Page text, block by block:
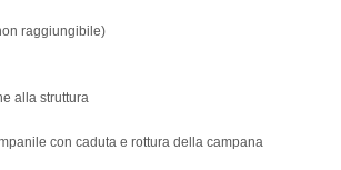
raggiungibile)
alla struttura
con caduta e rottura della campana